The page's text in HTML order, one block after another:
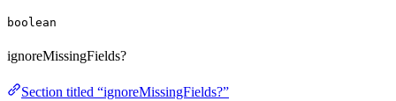
boolean
ignoreMissingFields?
Section titled “ignoreMissingFields?”